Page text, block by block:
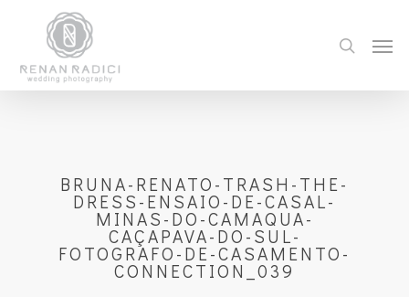
BRUNA-RENATO-TRASH-THE-
DRESS-ENSAIO-DE-CASAL-
MINAS-DO-CAMAQUA-
CAÇAPAVA-DO-SUL-
FOTOGRAFO-DE-CASAMENTO-
CONNECTION_039